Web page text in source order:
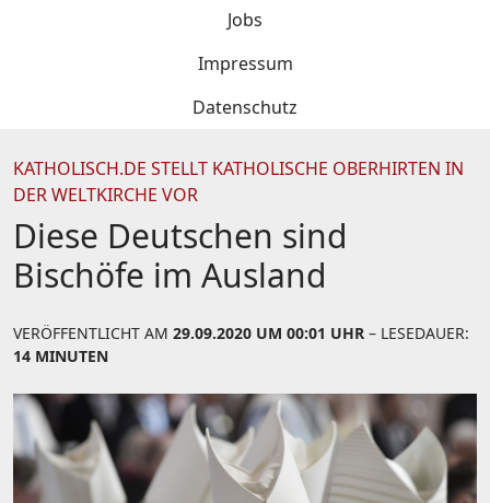
Jobs
Impressum
Datenschutz
KATHOLISCH.DE STELLT KATHOLISCHE OBERHIRTEN IN
DER WELTKIRCHE VOR
Diese Deutschen sind
Bischöfe im Ausland
VERÖFFENTLICHT AM 29.09.2020 UM 00:01 UHR – LESEDAUER:
14 MINUTEN